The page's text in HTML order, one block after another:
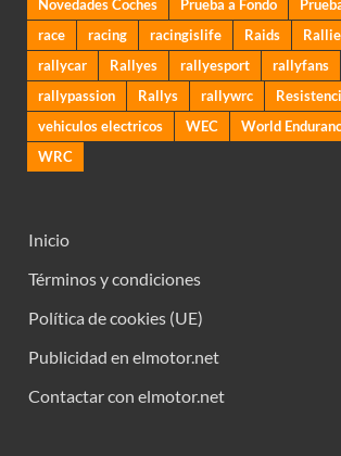
Novedades Coches
Prueba a Fondo
race
racing racingislife Raids
rallycar
Rallyes rallyesport rallyfans
rallypassion
Rallys rallywrc
vehiculos electricos
WEC
World
WRC
Inicio
Términos y condiciones
Política de cookies (UE)
Publicidad en elmotor.net
Contactar con elmotor.net